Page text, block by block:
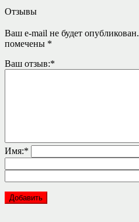
Отзывы
Ваш e-mail не будет опубликован.
помечены *
Ваш отзыв:*
Имя:*